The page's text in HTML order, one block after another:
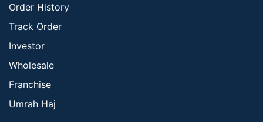
Order History
Track Order
Investor
Wholesale
Franchise
Umrah Haj